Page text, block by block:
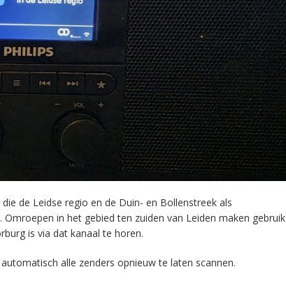
de Leidse regio en de Duin- en Bollenstreek als
in het gebied ten zuiden van Leiden maken gebruik
is via dat kanaal te horen.
alle zenders opnieuw te laten scannen.